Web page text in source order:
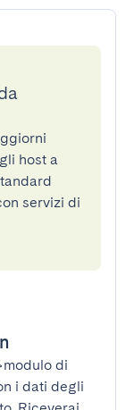
host a
servizi di
di
i dati degli